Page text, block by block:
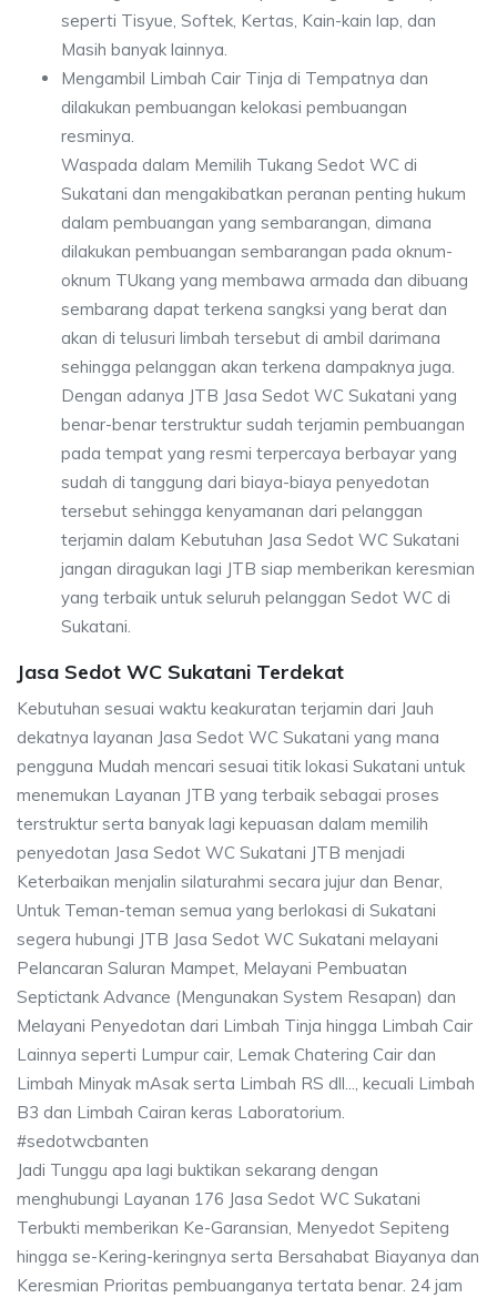
seperti Tisyue, Softek, Kertas, Kain-kain lap, dan
Masih banyak lainnya.
Mengambil Limbah Cair Tinja di Tempatnya dan
dilakukan pembuangan kelokasi pembuangan
resminya.
Waspada dalam Memilih Tukang Sedot WC di
Sukatani dan mengakibatkan peranan penting hukum
dalam pembuangan yang sembarangan, dimana
dilakukan pembuangan sembarangan pada oknum-
oknum TUkang yang membawa armada dan dibuang
sembarang dapat terkena sangksi yang berat dan
akan di telusuri limbah tersebut di ambil darimana
sehingga pelanggan akan terkena dampaknya juga.
Dengan adanya JTB Jasa Sedot WC Sukatani yang
benar-benar terstruktur sudah terjamin pembuangan
pada tempat yang resmi terpercaya berbayar yang
sudah di tanggung dari biaya-biaya penyedotan
tersebut sehingga kenyamanan dari pelanggan
terjamin dalam Kebutuhan Jasa Sedot WC Sukatani
jangan diragukan lagi JTB siap memberikan keresmian
yang terbaik untuk seluruh pelanggan Sedot WC di
Sukatani.
Jasa Sedot WC Sukatani Terdekat
Kebutuhan sesuai waktu keakuratan terjamin dari Jauh
dekatnya layanan Jasa Sedot WC Sukatani yang mana
pengguna Mudah mencari sesuai titik lokasi Sukatani untuk
menemukan Layanan JTB yang terbaik sebagai proses
terstruktur serta banyak lagi kepuasan dalam memilih
penyedotan Jasa Sedot WC Sukatani JTB menjadi
Keterbaikan menjalin silaturahmi secara jujur dan Benar,
Untuk Teman-teman semua yang berlokasi di Sukatani
segera hubungi JTB Jasa Sedot WC Sukatani melayani
Pelancaran Saluran Mampet, Melayani Pembuatan
Septictank Advance (Mengunakan System Resapan) dan
Melayani Penyedotan dari Limbah Tinja hingga Limbah Cair
Lainnya seperti Lumpur cair, Lemak Chatering Cair dan
Limbah Minyak mAsak serta Limbah RS dll..., kecuali Limbah
B3 dan Limbah Cairan keras Laboratorium.
#sedotwcbanten
Jadi Tunggu apa lagi buktikan sekarang dengan
menghubungi Layanan 176 Jasa Sedot WC Sukatani
Terbukti memberikan Ke-Garansian, Menyedot Sepiteng
hingga se-Kering-keringnya serta Bersahabat Biayanya dan
Keresmian Prioritas pembuanganya tertata benar. 24 jam